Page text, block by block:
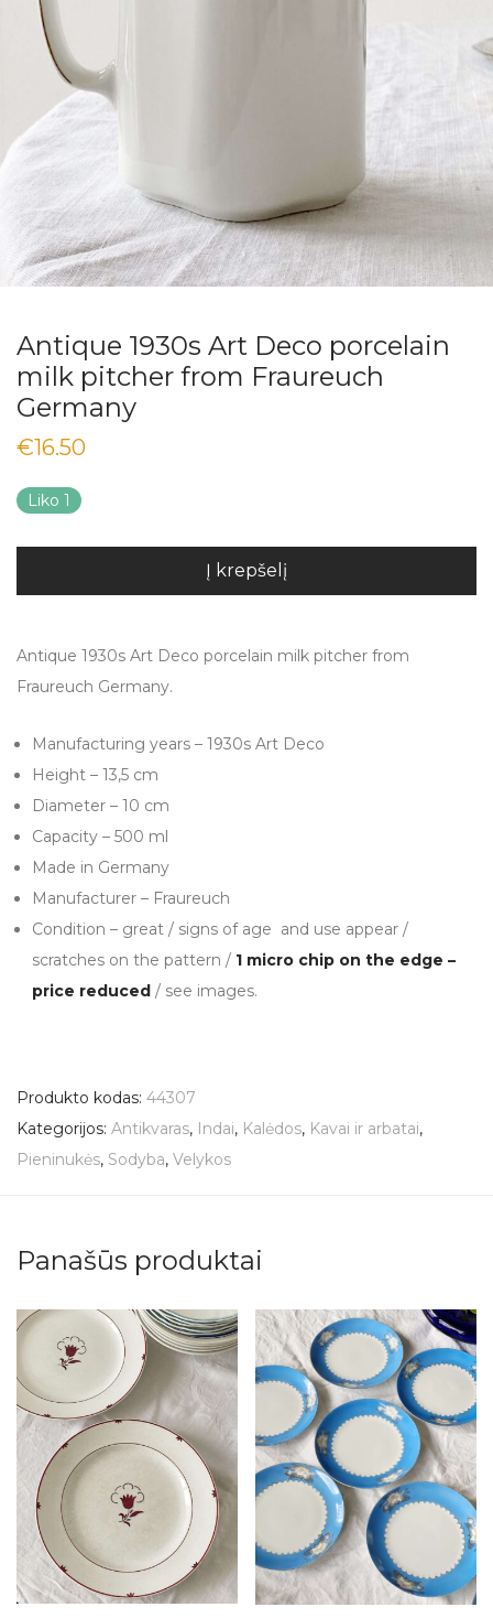
Antique 1930s Art Deco porcelain
milk pitcher from Fraureuch
Germany
€16.50
Liko 1
Į krepšelį
Antique 1930s Art Deco porcelain milk pitcher from
Fraureuch Germany.
Manufacturing years – 1930s Art Deco
Height – 13,5 cm
Diameter – 10 cm
Capacity – 500 ml
Made in Germany
Manufacturer – Fraureuch
Condition – great / signs of age and use appear /
scratches on the pattern / 1 micro chip on the edge –
price reduced / see images.
Produkto kodas: 44307
Kategorijos: Antikvaras, Indai, Kalėdos, Kavai ir arbatai,
Pieninukės, Sodyba, Velykos
Panašūs produktai